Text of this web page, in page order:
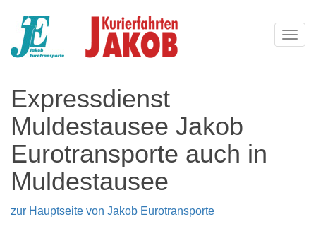
Expressdienst
Muldestausee Jakob
Eurotransporte auch in
Muldestausee
zur Hauptseite von Jakob Eurotransporte